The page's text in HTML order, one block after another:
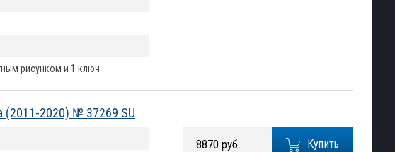
рисунком и 1 ключ
(2011-2020) № 37269 SU
Купить
8870 руб.